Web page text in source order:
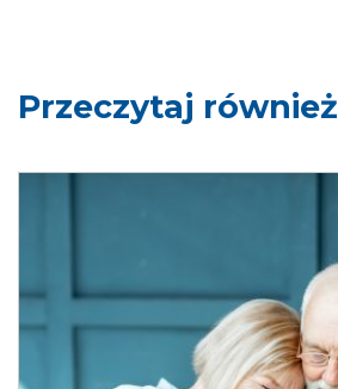
Przeczytaj również